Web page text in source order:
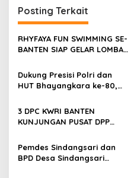
Posting Terkait
RHYFAYA FUN SWIMMING SE-
BANTEN SIAP GELAR LOMBA
Dukung Presisi Polri dan
HUT Bhayangkara ke-80,
Cilegon Gelar Lomba
Kampung Bebas Dari
3 DPC KWRI BANTEN
KUNJUNGAN PUSAT DPP
Pemdes Sindangsari dan
BPD Desa Sindangsari